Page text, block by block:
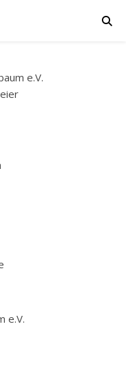
e.V.
e.V.